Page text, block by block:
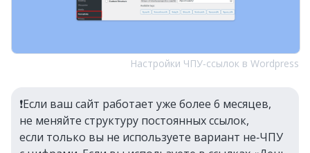
Настройки ЧПУ‑ссылок в Wordpress
❗️Если ваш сайт работает уже более 6 месяцев,
не меняйте структуру постоянных ссылок,
если только вы не используете вариант не‑ЧПУ